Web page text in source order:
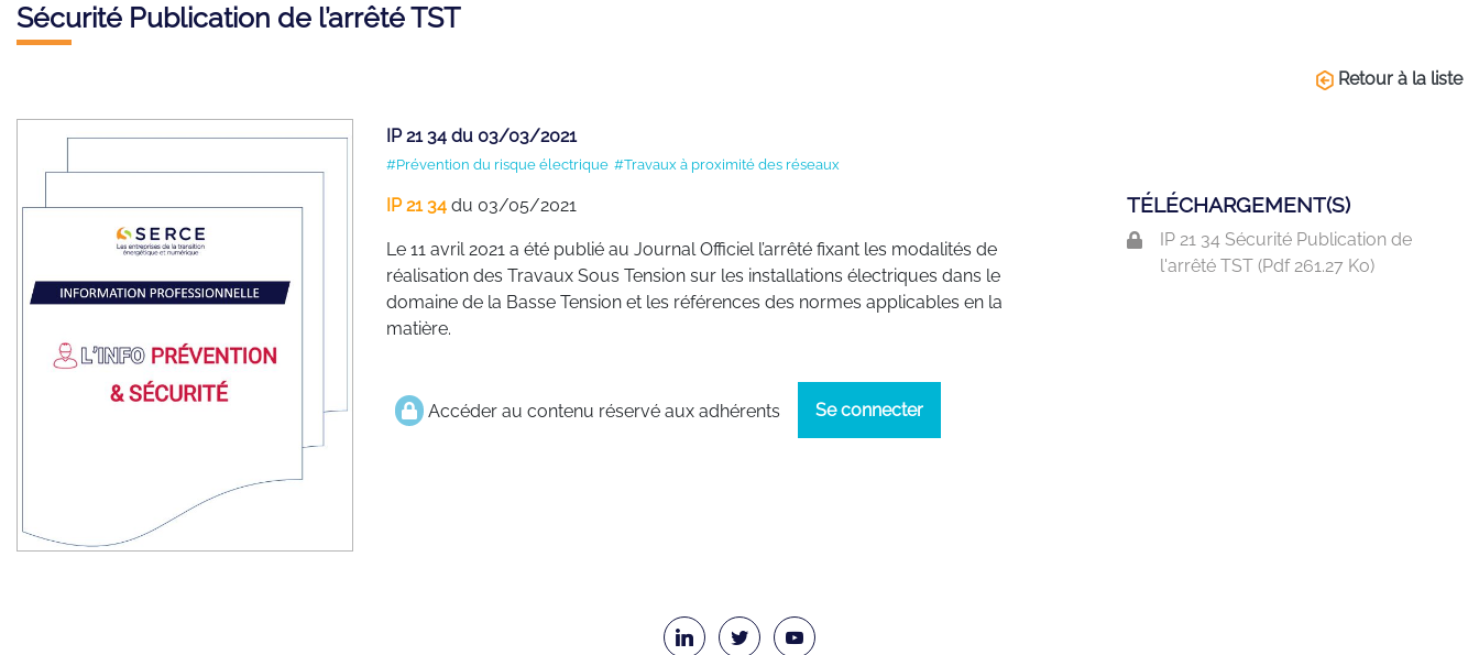
Sécurité Publication de l’arrêté TST
Retour à la liste
IP 21 34 du 03/03/2021
#Prévention du risque électrique #Travaux à proximité des réseaux
IP 21 34 du 03/05/2021
Le 11 avril 2021 a été publié au Journal Officiel l’arrêté fixant les modalités de
réalisation des Travaux Sous Tension sur les installations électriques dans le
domaine de la Basse Tension et les références des normes applicables en la
matière.
Accéder au contenu réservé aux adhérents Se connecter
TÉLÉCHARGEMENT(S)
IP 21 34 Sécurité Publication de
l'arrêté TST (Pdf261.27 Ko)